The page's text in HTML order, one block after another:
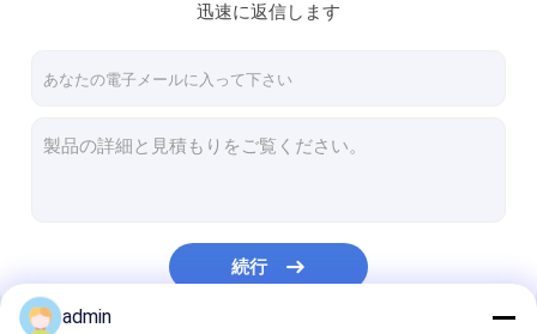
テープ放出ライン
単繊維の放出ライン
人工的な草の生産ライン
迅速に返信します
続行
admin